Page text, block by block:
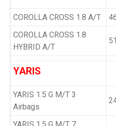
COROLLA CROSS 1.8 A/T
COROLLA CROSS 1.8
HYBRID A/T
YARIS
YARIS 1.5 G M/T 3
Airbags